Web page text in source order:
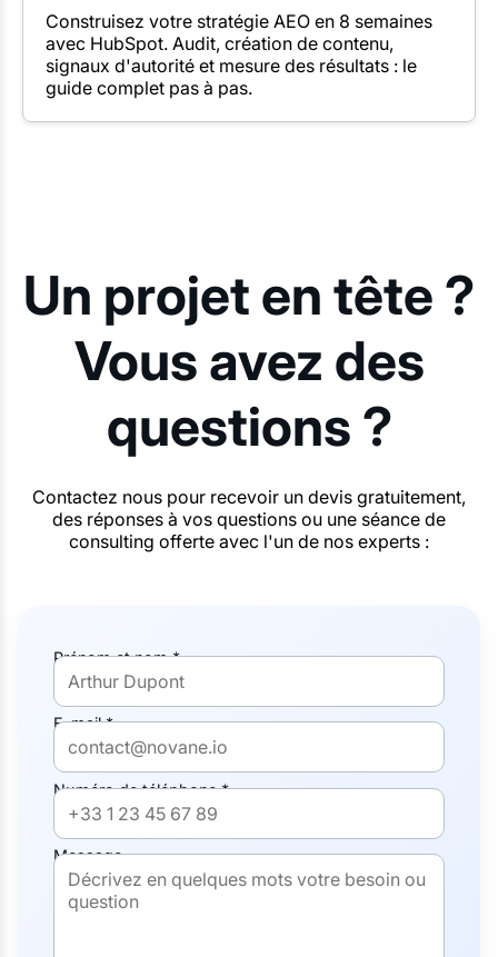
Construisez votre stratégie AEO en 8 semaines
avec HubSpot. Audit, création de contenu,
signaux d'autorité et mesure des résultats : le
guide complet pas à pas.
Un projet en tête ?
Vous avez des
questions ?
Contactez nous pour recevoir un devis gratuitement,
des réponses à vos questions ou une séance de
consulting offerte avec l'un de nos experts :
Prénom et nom *
E-mail *
Numéro de téléphone *
Message